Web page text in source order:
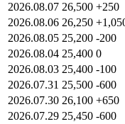
2026.08.07 26,500 +250
2026.08.06 26,250
2026.08.05 25,200 -200
2026.08.04 25,400 0
2026.08.03 25,400 -100
2026.07.31 25,500 -600
2026.07.30 26,100 +650
2026.07.29 25,450 -600